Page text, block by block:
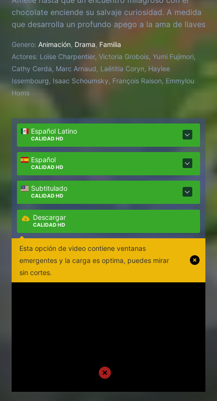
chocolate enciende su salvaje curiosidad. A medida
que desarrolla un profundo apego a la ama de llaves
maravillas de la naturaleza, así como las verdades
emocionales ocultas bajo la superficie de la vida
idílica de su familia como extranjeros en un Japón
de la post-guerra.
Genero: Animación, Drama, Familia
Actores: Loïse Charpentier, Victoria Grobois, Yumi Fujimori,
Cathy Cerda, Marc Arnaud, Laëtitia Coryn, Haylee
Issembourg, Isaac Schoumsky, François Raison, Emmylou
Homs
Español Latino
CALIDAD HD
Español
CALIDAD HD
Subtitulado
CALIDAD HD
Descargar
CALIDAD HD
Esta opción de video contiene ventanas
emergentes y la carga es optima, puedes mirar
sin cortes.